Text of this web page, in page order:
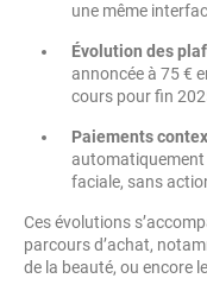
une même
Évolution des
annoncée à 75 €
cours pour fin
Paiements
automatiquement
faciale, sans
Ces évolutions
parcours d’achat,
de la beauté, ou encore